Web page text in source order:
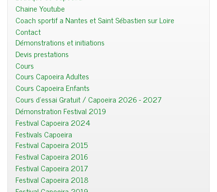
Chaine Youtube
Coach sportif a Nantes et Saint Sébastien sur Loire
Contact
Démonstrations et initiations
Devis prestations
Cours
Cours Capoeira Adultes
Cours Capoeira Enfants
Cours d'essai Gratuit / Capoeira 2026 - 2027
Démonstration Festival 2019
Festival Capoeira 2024
Festivals Capoeira
Festival Capoeira 2015
Festival Capoeira 2016
Festival Capoeira 2017
Festival Capoeira 2018